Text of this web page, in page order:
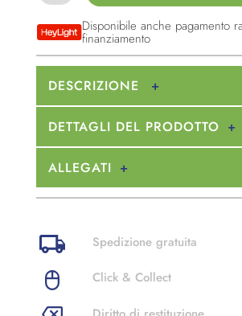
Disponibile anche pagamento
finanziamento
DESCRIZIONE
DETTAGLI DEL PRODOTTO
ALLEGATI
Spedizione gratuita
Click & Collect